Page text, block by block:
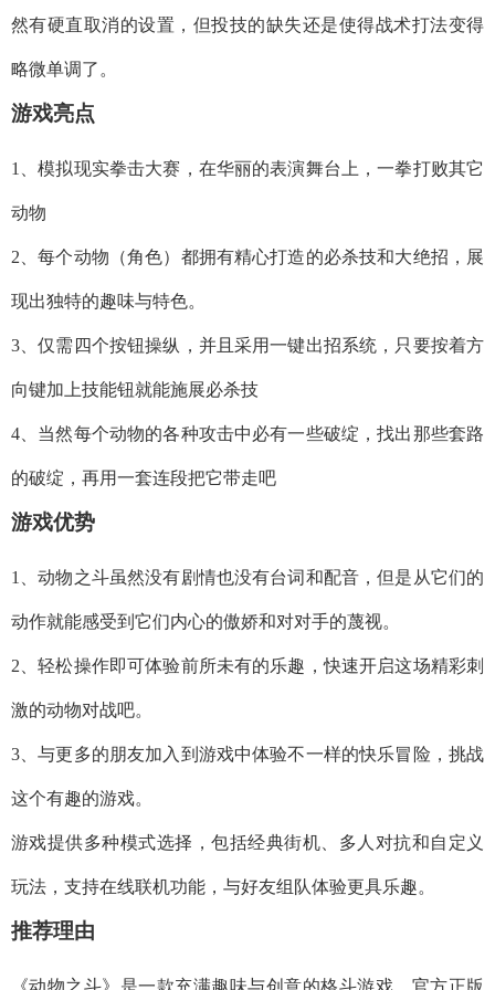
然有硬直取消的设置，但投技的缺失还是使得战术打法变得
略微单调了。
游戏亮点
1、模拟现实拳击大赛，在华丽的表演舞台上，一拳打败其它
动物
2、每个动物（角色）都拥有精心打造的必杀技和大绝招，展
现出独特的趣味与特色。
3、仅需四个按钮操纵，并且采用一键出招系统，只要按着方
向键加上技能钮就能施展必杀技
4、当然每个动物的各种攻击中必有一些破绽，找出那些套路
的破绽，再用一套连段把它带走吧
游戏优势
1、动物之斗虽然没有剧情也没有台词和配音，但是从它们的
动作就能感受到它们内心的傲娇和对对手的蔑视。
2、轻松操作即可体验前所未有的乐趣，快速开启这场精彩刺
激的动物对战吧。
3、与更多的朋友加入到游戏中体验不一样的快乐冒险，挑战
这个有趣的游戏。
游戏提供多种模式选择，包括经典街机、多人对抗和自定义
玩法，支持在线联机功能，与好友组队体验更具乐趣。
推荐理由
《动物之斗》是一款充满趣味与创意的格斗游戏，官方正版